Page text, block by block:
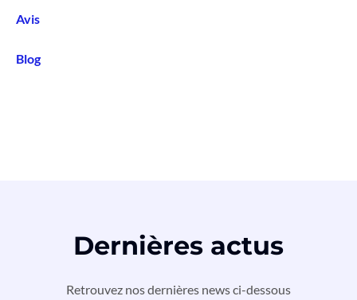
Avis
Blog
Dernières actus
Retrouvez nos dernières news ci-dessous